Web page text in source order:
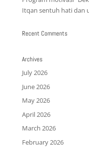
Itqan sentuh hati dan
Recent Comments
Archives
July 2026
June 2026
May 2026
April 2026
March 2026
February 2026